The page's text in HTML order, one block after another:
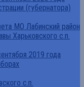
(губернатора)
МО Лабинский район
Харьковского с.п.
2019 года
с.п.